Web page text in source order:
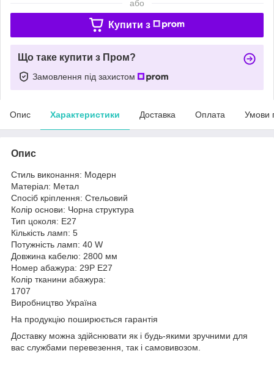
або
Купити з
Що таке купити з Пром?
Замовлення під захистом
Опис Характеристики Доставка Оплата Умови
Опис
Стиль виконання: Модерн
Матеріал: Метал
Спосіб кріплення: Стельовий
Колір основи: Чорна структура
Тип цоколя: E27
Кількість ламп: 5
Потужність ламп: 40 W
Довжина кабелю: 2800 мм
Номер абажура: 29P E27
Колір тканини абажура:
1707
Виробництво Україна
На продукцію поширюється гарантія
Доставку можна здійснювати як і будь-якими зручними для
вас службами перевезення, так і самовивозом.